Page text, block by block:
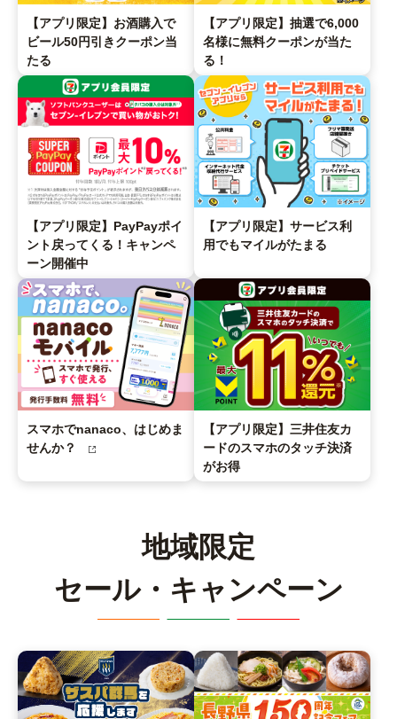
【アプリ限定】お酒購入で
ビール50円引きクーポン当
たる
【アプリ限定】抽選で6,000
名様に無料クーポンが当た
る！
【アプリ限定】PayPayポイ
ント戻ってくる！キャンペ
ーン開催中
【アプリ限定】サービス利
用でもマイルがたまる
スマホでnanaco、はじめま
せんか？
【アプリ限定】三井住友カ
ードのスマホのタッチ決済
がお得
地域限定
セール・キャンペーン